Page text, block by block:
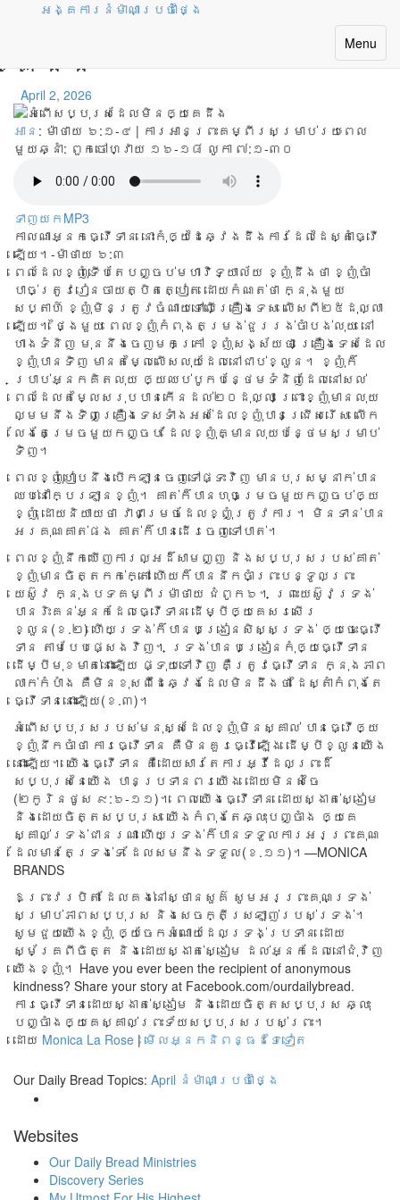
អង្គការនំម៉ាណាប្រចាំថ្ងៃ
Toggle
Menu
អំពើសប្បុរសដែលមិនឲ្យ
គេដឹង
April 2, 2026
អាន : ម៉ាថាយ ៦:១-៤ | ការអានព្រះគម្ពីរសម្រាប់រយៈពេល
មួយឆ្នាំ: ពួកចៅហ្វាយ ១៦-១៨ លូកា ៧:១-៣០
ទាញយកMP3
កាលណាអ្នកធ្វើទាន នោះកុំឲ្យដៃឆ្វេងដឹងការដែលដៃស្តាំធ្វើ
ឡើយ។-ម៉ាថាយ ៦:៣
ពេល​ដែល​ខ្ញុំ​ទើប​តែ​បញ្ចប់​មហា​វិទ្យាល័យ ខ្ញុំ​ដឹង​ថា ខ្ញុំ​ចាំ​
បាច់​ត្រូវ​រៀន​ចាយ​ត្បិត​ត្បៀត ដោយ​កំណត់​ថា ក្នុង​មួយ​
សប្តាហ៍ ខ្ញុំ​មិន​ត្រូវ​ចំណាយ​ទៅ​លើ​គ្រឿង​ទេស លើស​ពី​២៥​ដុល្លា​
ឡើយ។ ថ្ងៃ​មួយ ពេល​ខ្ញុំ​កំពុង​តម្រង់​ជួរ​រង់​ចាំ​បង់​លុយ នៅ​
ហាង​ទំនិញ មុន​នឹង​ចេញ​មក​ក្រៅ ខ្ញុំ​សង្ស័យ​ថា គ្រឿង​ទេស​ដែល​
ខ្ញុំ​បាន​ទិញ មាន​តម្លៃ​លើស​លុយ​ដែល​នៅ​ជាប់​ខ្លួន​។ ខ្ញុំ​ក៏​
ប្រាប់​អ្នក​គិត​លុយ ឲ្យ​ឈប់​បូក​បន្ថែម​ទំនិញ​ដែល​នៅ​សល់
ពេល​ដែល​តម្លៃ​សរុប​បាន​កើន​ដល់​២០​ដុល្លា​ ព្រោះ​ខ្ញុំ​មាន​លុយ​
ល្មម​នឹង​ទិញ​គ្រឿង​ទេស​ទាំង​អស់​ដែល​ខ្ញុំ​បាន​ជ្រើស​រើស លើក​
លែង​តែ​ម្រេច​មួយ​កញ្ចប់ ដែល​ខ្ញុំ​គ្មាន​លុយ​បន្ថែម​សម្រាប់​
ទិញ។
ពេល​ខ្ញុំ​ហៀប​នឹង​បើក​ឡាន​ចេញ​ទៅ​ផ្ទះ​វិញ មាន​បុរស​ម្នាក់​បាន​
ឈប់​នៅ​ក្បែរ​ឡាន​ខ្ញុំ។ គាត់​ក៏​បាន​ហុច​ម្រេច​មួយ​កញ្ចប់​ឲ្យ​
ខ្ញុំ ដោយ​និយាយ​ថា វា​ជា​ម្រេច​ដែល​ខ្ញុំ​ត្រូវ​ការ។​ មិន​ទាន់​បាន​
អរ​គុណ​គាត់​ផង គាត់​ក៏​បាន​ដើរ​ចេញ​ទៅ​បាត់។
ពេល​ខ្ញុំ​នឹក​ឃើញ​ការ​ល្អ​ដ៏​សាមញ្ញ និង​សប្បុ​រស​របស់​គាត់
ខ្ញុំ​មាន​ចិត្ត​កក់​ក្តៅ ហើយ​ក៏​បាន​នឹក​ចាំ​ព្រះ​បន្ទូល​ព្រះ​
យេស៊ូវ ក្នុង​បទ​គម្ពីរ​ម៉ាថាយ ជំពូក៦។ ព្រះ​យេស៊ូវ​ទ្រង់​
បាន​រិះ​គន់​អ្នក​ដែល​ធ្វើ​ទាន ដើម្បី​ឲ្យ​គេ​សរសើរ​
ខ្លួន(ខ.២) ហើយ​ទ្រង់​ក៏​បាន​បង្រៀន​សិស្ស​ទ្រង់ ឲ្យ​ចេះ​ធ្វើ​
ទាន តាម​បែប​ផ្សេង​វិញ។ ទ្រង់​បាន​បង្រៀន​កុំ​ឲ្យ​ធ្វើ​ទាន
ដើម្បី​មុខ​មាត់នោះ​ឡើយ ផ្ទុយ​ទៅ​វិញ គឺ​ត្រូវ​ធ្វើ​ទាន ក្នុង​ភាព​
លាក់​កំបាំង គឺ​មិន​ខុស​ពី​ដៃ​ឆ្វេង​ដែល​មិន​ដឹង​ថា ដៃ​ស្តាំ​កំពុង​តែ​
ធ្វើ​ទាន​នោះ​ឡើយ(ខ.៣)។
អំពើ​សប្បុរស​របស់​មនុស្ស​ដែល​ខ្ញុំ​មិន​ស្គាល់ បាន​ធ្វើ​ឲ្យ​
ខ្ញុំ​នឹក​ចាំ​ថា​ ការ​ធ្វើ​ទាន គឺ​មិន​គួរ​ធ្វើ​ឡើង ដើម្បី​ខ្លួន​យើង​
នោះឡើយ។ យើង​ធ្វើ​ទាន គឺ​ដោយ​សារ​តែ​ការ​អ្វី​ដែល​ព្រះ​ដ៏​
សប្បុរស​នៃ​យើង បាន​ប្រទាន​ពរ​យើង ដោយ​មិន​សំចៃ​
(២កូរិនថូស ៩:៦-១១)។ ពេល​យើង​ធ្វើ​ទាន ដោយ​ស្ងាត់​ស្ងៀម
និង​ដោយ​ចិត្ត​សប្បុរស យើង​កំពុង​តែ​ឆ្លុះ​បញ្ចាំង ឲ្យ​គេ​
ស្គាល់​ទ្រង់​ជា​នរណា ហើយ​ទ្រង់​ក៏​បាន​ទទួល​ការ​អរ​ព្រះ​គុណ
ដែល​មាន​តែ​ទ្រង់​ទេ ដែល​សម​នឹង​ទទួល(ខ.១១)។—MONICA
BRANDS
ឱព្រះវរបិតា ដែលគង់នៅស្ថានសួគ៌ សូមអរព្រះគុណទ្រង់
សម្រាប់ភាពសប្បុរស និងសេចក្តីស្រឡាញ់របស់ទ្រង់។
សូមជួយយើងខ្ញុំ ឲ្យចែកអំណោយដែលទ្រង់ប្រទាន ដោយ
ស្ម័គ្រពីចិត្ត និងដោយស្ងាត់ស្ងៀម ដល់អ្នកដែលនៅជុំវិញ
យើងខ្ញុំ។ Have you ever been the recipient of anonymous
kindness? Share your story at Facebook.com/ourdailybread.
ការធ្វើទានដោយស្ងាត់ស្ងៀម និងដោយចិត្តសប្បុរស ឆ្លុះ
បញ្ចាំងឲ្យគេស្គាល់ព្រះទ័យសប្បុរសរបស់ព្រះ។
ដោយ Monica La Rose | មើលអ្នកនិពន្ធដទៃទៀត
Our Daily Bread Topics: April នំម៉ាណាប្រចាំថ្ងៃ
Websites
Our Daily Bread Ministries
Discovery Series